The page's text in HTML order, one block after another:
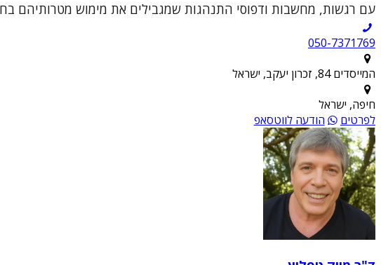
עם רגשות, מחשבות ודפוסי התנהגות שמגבילים את מימוש מטרותיהם
050-7371769
המייסדים 84, זכרון יעקב, ישראל
חיפה, ישראל
לפרטים
הודעה לווטסאפ